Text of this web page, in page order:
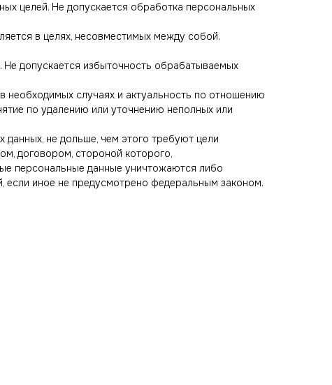
целей. Не допускается обработка персональных
в целях, несовместимых между собой.
допускается избыточность обрабатываемых
необходимых случаях и актуальность по отношению
по удалению или уточнению неполных или
не дольше, чем этого требуют цели
договором, стороной которого,
персональные данные уничтожаются либо
если иное не предусмотрено федеральным законом.